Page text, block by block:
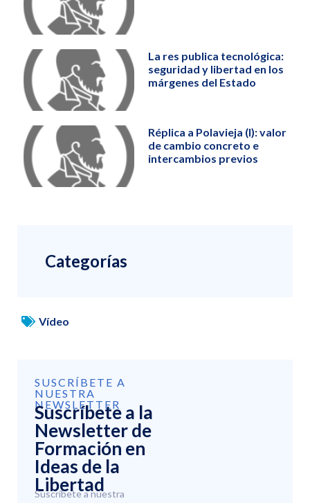
La res publica tecnológica:
seguridad y libertad en los
márgenes del Estado
Réplica a Polavieja (I): valor
de cambio concreto e
intercambios previos
Categorías
Vídeo
SUSCRÍBETE A
NUESTRA
NEWSLETTER
Suscríbete a la
Newsletter de
Formación en
Ideas de la
Libertad
Suscríbete a nuestra